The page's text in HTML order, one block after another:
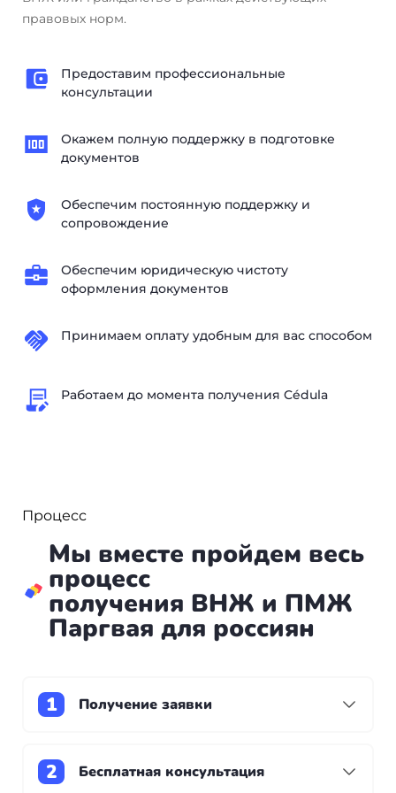
правовых норм.
Предоставим профессиональные
консультации
Окажем полную поддержку в подготовке
документов
Обеспечим постоянную поддержку и
сопровождение
Обеспечим юридическую чистоту
оформления документов
Принимаем оплату удобным для вас способом
Работаем до момента получения Cédula
Процесс
Мы вместе пройдем весь
процесс
получения ВНЖ и ПМЖ
Паргвая для россиян
Получение заявки
заявки на сайте через форму «Давайте обсудим
детали».
Бесплатная консультация